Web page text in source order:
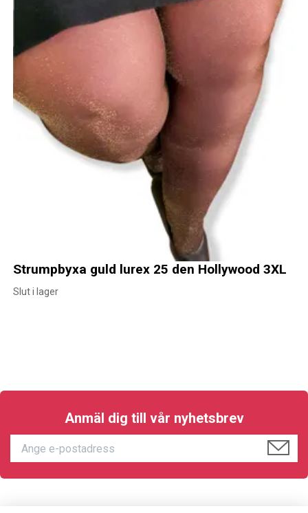
Strumpbyxa guld lurex 25 den Hollywood 3XL
Slut i lager
Anmäl dig till vår nyhetsbrev